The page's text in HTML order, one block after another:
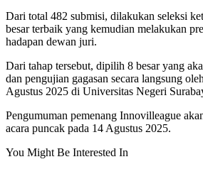
Dari total 482 submisi, dilakukan seleksi
besar terbaik yang kemudian melakukan
hadapan dewan juri.
Dari tahap tersebut, dipilih 8 besar yang
dan pengujian gagasan secara langsung
Agustus 2025 di Universitas Negeri
Pengumuman pemenang Innovilleague
acara puncak pada 14 Agustus 2025.
You Might Be Interested In